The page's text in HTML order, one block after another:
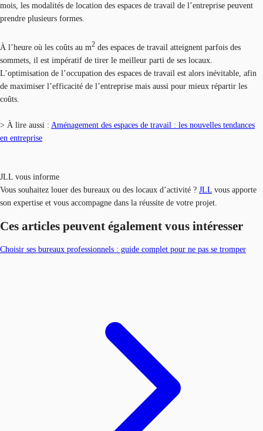
mois, les modalités de location des espaces de travail de l’entreprise peuvent
prendre plusieurs formes.
À l’heure où les coûts au m2 des espaces de travail atteignent parfois des
sommets, il est impératif de tirer le meilleur parti de ses locaux.
L’optimisation de l’occupation des espaces de travail est alors inévitable, afin
de maximiser l’efficacité de l’entreprise mais aussi pour mieux répartir les
coûts.
> À lire aussi : Aménagement des espaces de travail : les nouvelles tendances
en entreprise
JLL vous informe
Vous souhaitez louer des bureaux ou des locaux d’activité ? JLL vous apporte
son expertise et vous accompagne dans la réussite de votre projet.
Ces articles peuvent également vous intéresser
Choisir ses bureaux professionnels : guide complet pour ne pas se tromper